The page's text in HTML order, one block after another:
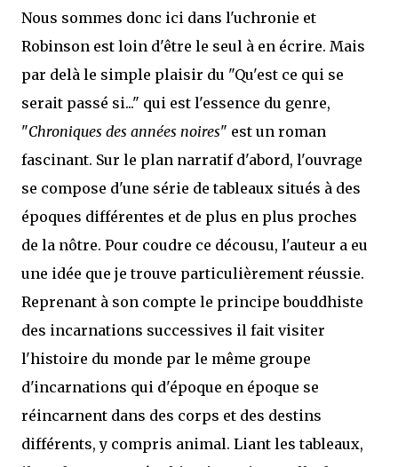
Nous sommes donc ici dans l'uchronie et
Robinson est loin d'être le seul à en écrire. Mais
par delà le simple plaisir du "Qu'est ce qui se
serait passé si..." qui est l'essence du genre,
"Chroniques des années noires" est un roman
fascinant. Sur le plan narratif d'abord, l'ouvrage
se compose d'une série de tableaux situés à des
époques différentes et de plus en plus proches
de la nôtre. Pour coudre ce décousu, l'auteur a eu
une idée que je trouve particulièrement réussie.
Reprenant à son compte le principe bouddhiste
des incarnations successives il fait visiter
l'histoire du monde par le même groupe
d'incarnations qui d'époque en époque se
réincarnent dans des corps et des destins
différents, y compris animal. Liant les tableaux,